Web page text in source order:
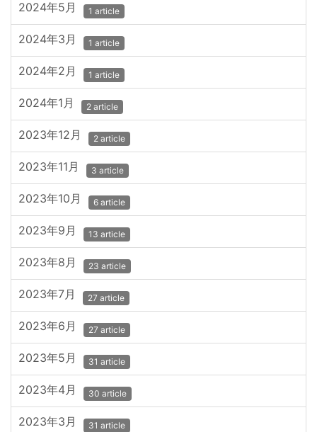
2024年5月 1 article
2024年3月 1 article
2024年2月 1 article
2024年1月 2 article
2023年12月 2 article
2023年11月 3 article
2023年10月 6 article
2023年9月 13 article
2023年8月 23 article
2023年7月 27 article
2023年6月 27 article
2023年5月 31 article
2023年4月 30 article
2023年3月 31 article